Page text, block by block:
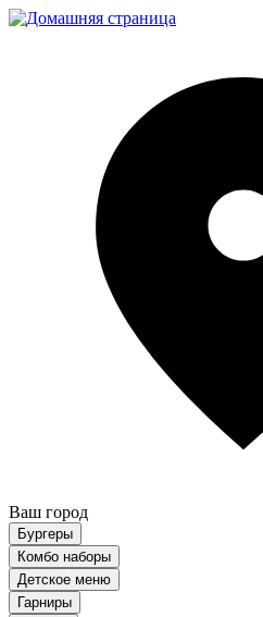
Ваш город
Бургеры
Комбо наборы
Детское меню
Гарниры